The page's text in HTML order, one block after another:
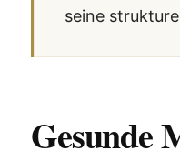
seine
Gesunde